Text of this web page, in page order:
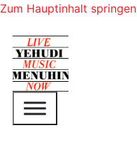
Zum Hauptinhalt springen